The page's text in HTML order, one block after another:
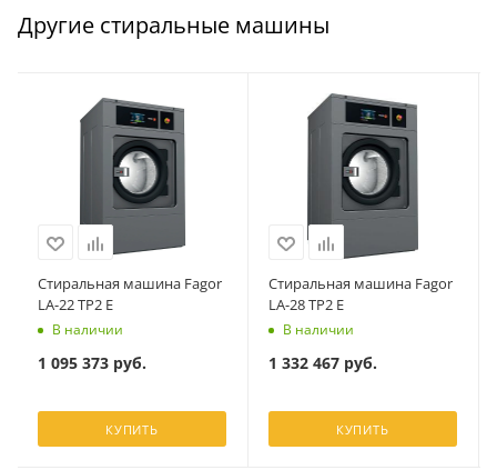
Другие стиральные машины
Стиральная машина Fagor
LA-22 TP2 E
В наличии
1 095 373руб.
КУПИТЬ
Стиральная машина Fagor
LA-28 TP2 E
В наличии
1 332 467руб.
КУПИТЬ